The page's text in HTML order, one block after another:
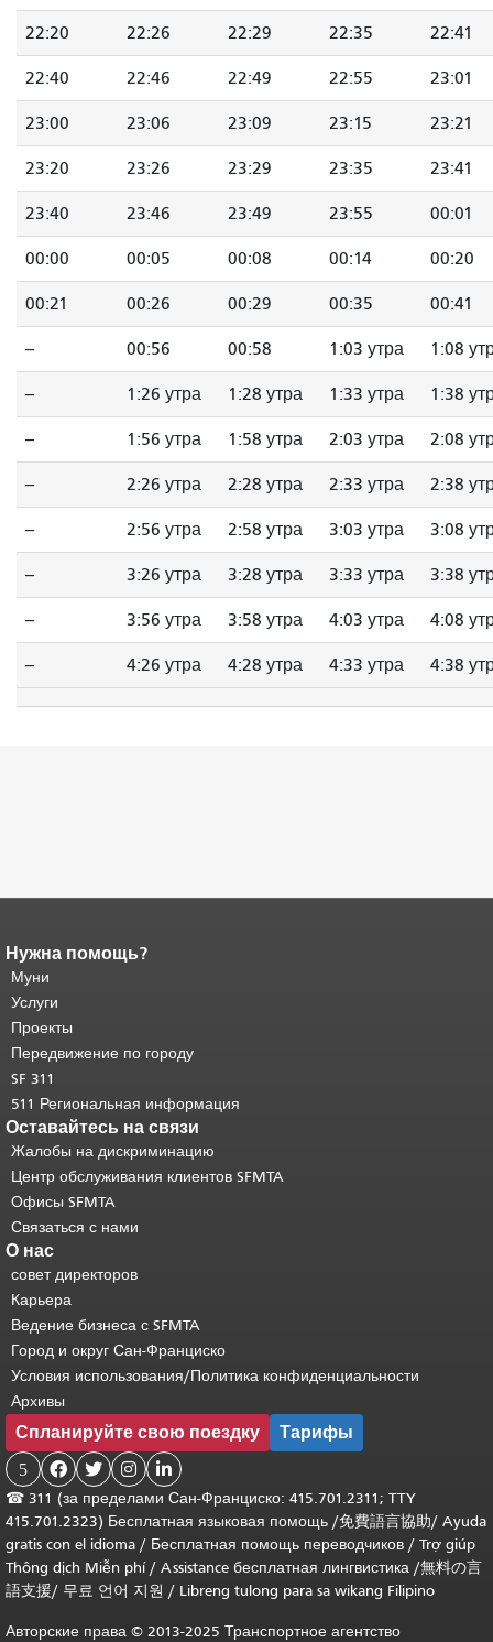
22:20 22:26 22:29 22:35 22:41
22:40 22:46 22:49 22:55 23:01
23:00 23:06 23:09 23:15 23:21
23:20 23:26 23:29 23:35 23:41
23:40 23:46 23:49 23:55 00:01
00:00 00:05 00:08 00:14 00:20
00:21 00:26 00:29 00:35 00:41
-- 00:56 00:58 1:03 утра 1:08
-- 1:26 утра 1:28 утра 1:33 утра 1:38
-- 1:56 утра 1:58 утра 2:03 утра 2:08
-- 2:26 утра 2:28 утра 2:33 утра 2:38
-- 2:56 утра 2:58 утра 3:03 утра 3:08
-- 3:26 утра 3:28 утра 3:33 утра 3:38
-- 3:56 утра 3:58 утра 4:03 утра 4:08
-- 4:26 утра 4:28 утра 4:33 утра 4:38
Конец содержимого
страницы.
страницы повторяется на каждой
странице.
основного содержимого .
Нужна помощь?
Муни
Услуги
Проекты
Передвижение по городу
SF 311
511 Региональная информация
Оставайтесь на связи
Жалобы на дискриминацию
Центр обслуживания клиентов SFMTA
Офисы SFMTA
Связаться с нами
О нас
совет директоров
Карьера
Ведение бизнеса с SFMTA
Город и округ Сан-Франциско
Условия использования/Политика конфиденциальности
Архивы
Спланируйте свою поездку Тарифы
5    
☎ 311 (за пределами Сан-Франциско: 415.701.2311; TTY
415.701.2323) Бесплатная языковая помощь /免費語言協助/ Ayuda
gratis con el idioma / Бесплатная помощь переводчиков / Trợ giúp
Thông dịch Miễn phí/ Assistance бесплатная лингвистика /無料の言
語支援/ 무료 언어 지원 / Libreng tulong para sa wikang Filipino
Авторские права © 2013-2025 Транспортное агентство